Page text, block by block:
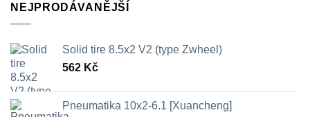
NEJPRODÁVANĚJŠÍ
Solid tire 8.5x2 V2 (type Zwheel)
562 Kč
Pneumatika 10x2-6.1 [Xuancheng]